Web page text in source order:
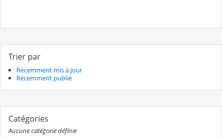
Trier par
Récemment mis à jour
Récemment publié
Catégories
Aucune catégorie définie